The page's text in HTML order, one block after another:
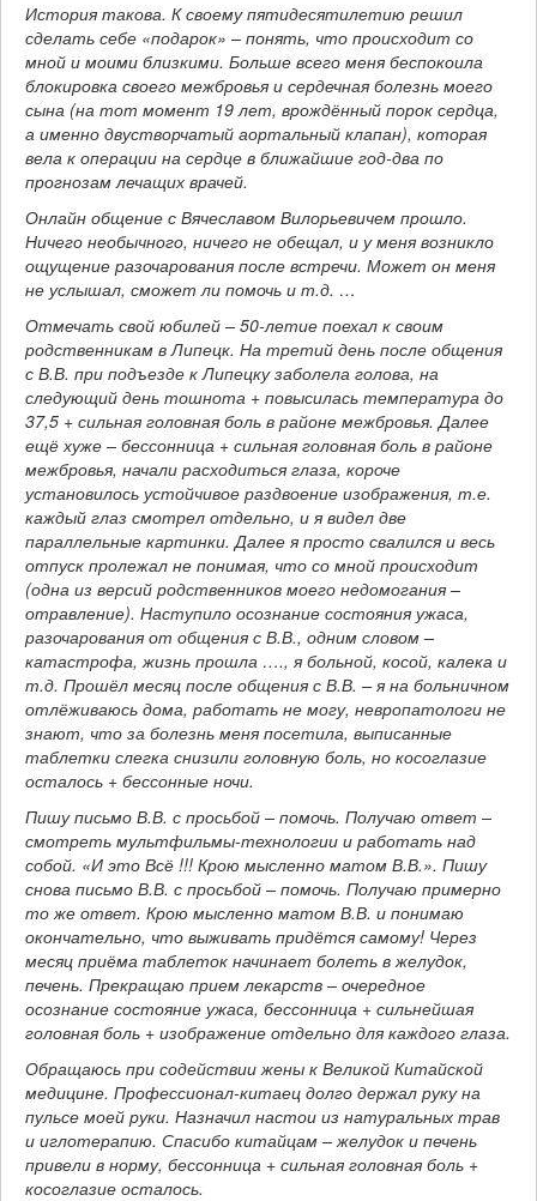
История такова. К своему пятидесятилетию решил
сделать себе «подарок» – понять, что происходит со
мной и моими близкими. Больше всего меня беспокоила
блокировка своего межбровья и сердечная болезнь моего
сына (на тот момент 19 лет, врождённый порок сердца,
а именно двустворчатый аортальный клапан), которая
вела к операции на сердце в ближайшие год-два по
прогнозам лечащих врачей.
Онлайн общение с Вячеславом Вилорьевичем прошло.
Ничего необычного, ничего не обещал, и у меня возникло
ощущение разочарования после встречи. Может он меня
не услышал, сможет ли помочь и т.д. …
Отмечать свой юбилей – 50-летие поехал к своим
родственникам в Липецк. На третий день после общения
с В.В. при подъезде к Липецку заболела голова, на
следующий день тошнота + повысилась температура до
37,5 + сильная головная боль в районе межбровья. Далее
ещё хуже – бессонница + сильная головная боль в районе
межбровья, начали расходиться глаза, короче
установилось устойчивое раздвоение изображения, т.е.
каждый глаз смотрел отдельно, и я видел две
параллельные картинки. Далее я просто свалился и весь
отпуск пролежал не понимая, что со мной происходит
(одна из версий родственников моего недомогания –
отравление). Наступило осознание состояния ужаса,
разочарования от общения с В.В., одним словом –
катастрофа, жизнь прошла …., я больной, косой, калека и
т.д. Прошёл месяц после общения с В.В. – я на больничном
отлёживаюсь дома, работать не могу, невропатологи не
знают, что за болезнь меня посетила, выписанные
таблетки слегка снизили головную боль, но косоглазие
осталось + бессонные ночи.
Пишу письмо В.В. с просьбой – помочь. Получаю ответ –
смотреть мультфильмы-технологии и работать над
собой. «И это Всё !!! Крою мысленно матом В.В.». Пишу
снова письмо В.В. с просьбой – помочь. Получаю примерно
то же ответ. Крою мысленно матом В.В. и понимаю
окончательно, что выживать придётся самому! Через
месяц приёма таблеток начинает болеть в желудок,
печень. Прекращаю прием лекарств – очередное
осознание состояние ужаса, бессонница + сильнейшая
головная боль + изображение отдельно для каждого глаза.
Обращаюсь при содействии жены к Великой Китайской
медицине. Профессионал-китаец долго держал руку на
пульсе моей руки. Назначил настои из натуральных трав
и иглотерапию. Спасибо китайцам – желудок и печень
привели в норму, бессонница + сильная головная боль +
косоглазие осталось.